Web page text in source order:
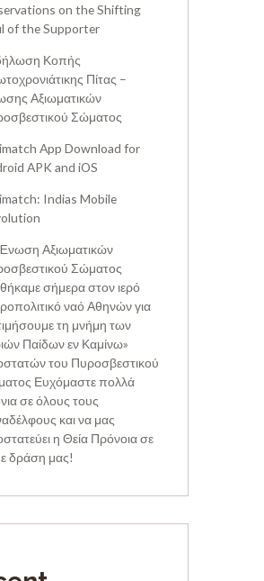
on the Shifting
of the Supporter
Κοπής
Πίτας –
Αξιωματικών
Σώματος
App Download for
APK and iOS
Indias Mobile
Αξιωματικών
Σώματος
σήμερα στον ιερό
ναό Αθηνών για
τη μνήμη των
Παίδων εν Καμίνω»
του Πυροσβεστικού
Ευχόμαστε πολλά
σε όλους τους
και να μας
η Θεία Πρόνοια σε
δράση μας!